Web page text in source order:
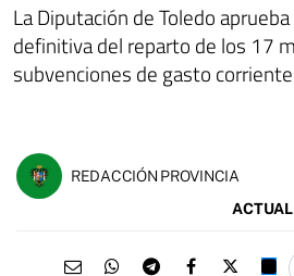
La Diputación de Toledo
definitiva del reparto de los 17
subvenciones de gasto
REDACCIÓN PROVINCIA